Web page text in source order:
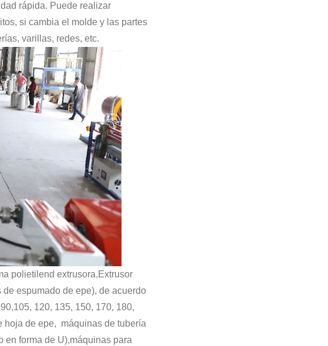
rápida. Puede realizar
si cambia el molde y las partes
varillas, redes, etc.
polietilend extrusora,Extrusor
espumado de epe), de acuerdo
120, 135, 150, 170, 180,
hoja de epe, máquinas de tubería
en forma de U),máquinas para